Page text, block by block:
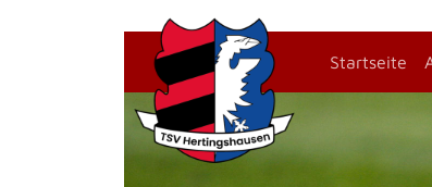
Startseite